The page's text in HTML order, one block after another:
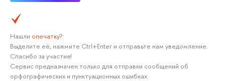
Нашли опечатку?
Выделите её, нажмите Ctrl+Enter и отправьте нам уведомление.
Спасибо за участие!
Сервис предназначен только для отправки сообщений об
орфографических и пунктуационных ошибках.